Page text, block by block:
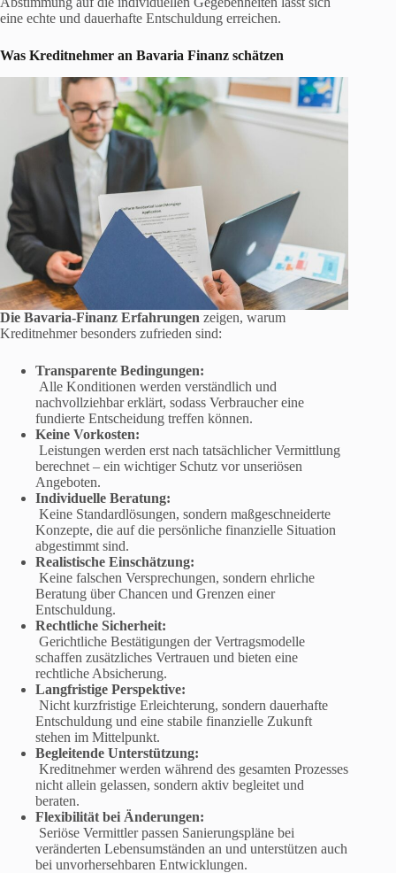
eine echte und dauerhafte Entschuldung erreichen.
Was Kreditnehmer an Bavaria Finanz schätzen
Die Bavaria-Finanz Erfahrungen zeigen, warum
Kreditnehmer besonders zufrieden sind:
Transparente Bedingungen:
Alle Konditionen werden verständlich und
nachvollziehbar erklärt, sodass Verbraucher eine
fundierte Entscheidung treffen können.
Keine Vorkosten:
Leistungen werden erst nach tatsächlicher Vermittlung
berechnet – ein wichtiger Schutz vor unseriösen
Angeboten.
Individuelle Beratung:
Keine Standardlösungen, sondern maßgeschneiderte
Konzepte, die auf die persönliche finanzielle Situation
abgestimmt sind.
Realistische Einschätzung:
Keine falschen Versprechungen, sondern ehrliche
Beratung über Chancen und Grenzen einer
Entschuldung.
Rechtliche Sicherheit:
Gerichtliche Bestätigungen der Vertragsmodelle
schaffen zusätzliches Vertrauen und bieten eine
rechtliche Absicherung.
Langfristige Perspektive:
Nicht kurzfristige Erleichterung, sondern dauerhafte
Entschuldung und eine stabile finanzielle Zukunft
stehen im Mittelpunkt.
Begleitende Unterstützung:
Kreditnehmer werden während des gesamten Prozesses
nicht allein gelassen, sondern aktiv begleitet und
beraten.
Flexibilität bei Änderungen:
Seriöse Vermittler passen Sanierungspläne bei
veränderten Lebensumständen an und unterstützen auch
bei unvorhersehbaren Entwicklungen.